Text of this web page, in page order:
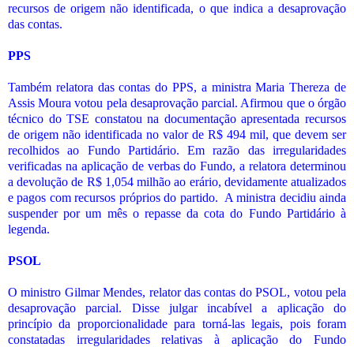
recursos de origem não identificada, o que indica a desaprovação
das contas.
PPS
Também relatora das contas do PPS, a ministra Maria Thereza de
Assis Moura votou pela desaprovação parcial. Afirmou que o órgão
técnico do TSE constatou na documentação apresentada recursos
de origem não identificada no valor de R$ 494 mil, que devem ser
recolhidos ao Fundo Partidário. Em razão das irregularidades
verificadas na aplicação de verbas do Fundo, a relatora determinou
a devolução de R$ 1,054 milhão ao erário, devidamente atualizados
e pagos com recursos próprios do partido. A ministra decidiu ainda
suspender por um mês o repasse da cota do Fundo Partidário à
legenda.
PSOL
O ministro Gilmar Mendes, relator das contas do PSOL, votou pela
desaprovação parcial. Disse julgar incabível a aplicação do
princípio da proporcionalidade para torná-las legais, pois foram
constatadas irregularidades relativas à aplicação do Fundo